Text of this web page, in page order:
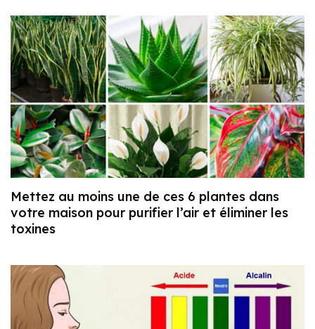
Mettez au moins une de ces 6 plantes dans
votre maison pour purifier l’air et éliminer les
toxines